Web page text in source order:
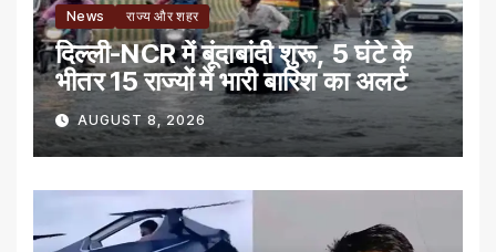
News राज्य और शहर
दिल्ली-NCR में बूंदाबांदी शुरू, 5 घंटे के
भीतर 15 राज्यों में भारी बारिश का अलर्ट
AUGUST 8, 2026